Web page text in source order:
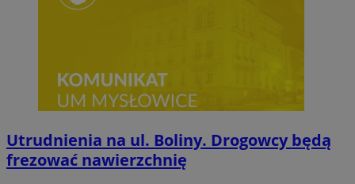
Utrudnienia na ul. Boliny. Drogowcy będą
frezować nawierzchnię